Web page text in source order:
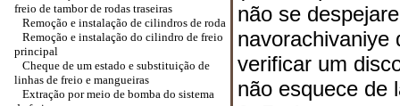
freio de tambor de rodas traseiras
Remoção e instalação de cilindros de roda
Remoção e instalação do cilindro de freio
principal
Cheque de um estado e substituição de
linhas de freio e mangueiras
Extração por meio de bomba do sistema
não se
navorachivaniye
verificar um
não esquece de